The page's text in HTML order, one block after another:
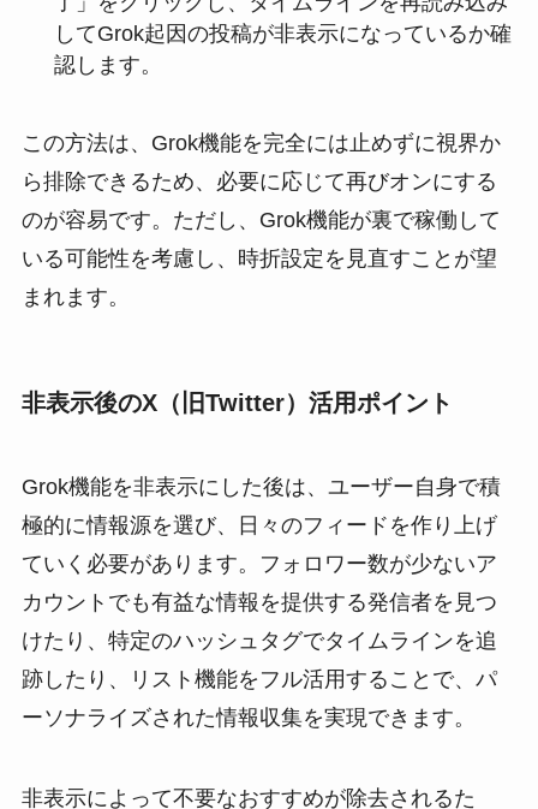
してGrok起因の投稿が非表示になっているか確
認します。
この方法は、Grok機能を完全には止めずに視界か
ら排除できるため、必要に応じて再びオンにする
のが容易です。ただし、Grok機能が裏で稼働して
いる可能性を考慮し、時折設定を見直すことが望
まれます。
非表示後のX（旧Twitter）活用ポイント
Grok機能を非表示にした後は、ユーザー自身で積
極的に情報源を選び、日々のフィードを作り上げ
ていく必要があります。フォロワー数が少ないア
カウントでも有益な情報を提供する発信者を見つ
けたり、特定のハッシュタグでタイムラインを追
跡したり、リスト機能をフル活用することで、パ
ーソナライズされた情報収集を実現できます。
非表示によって不要なおすすめが除去されるた